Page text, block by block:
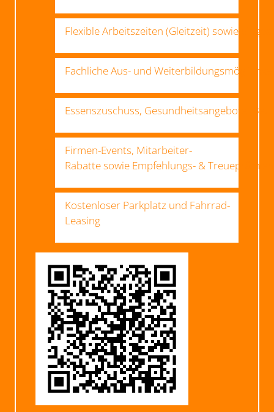
Flexible Arbeitszeiten (Gleitzeit) sowie
Fachliche Aus- und
Essenszuschuss, Gesundheitsangebote
Firmen-Events, Mitarbeiter-
Rabatte sowie Empfehlungs- & Treueprämien
Kostenloser Parkplatz und Fahrrad-
Leasing